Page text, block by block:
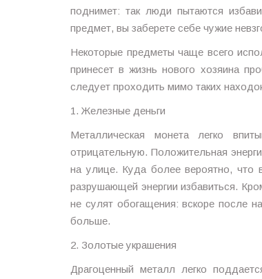
поднимет: так люди пытаются
предмет, вы заберете себе чужие
Некоторые предметы чаще всего
принесет в жизнь нового хозяина
следует проходить мимо таких
1. Железные деньги
Металлическая монета легко
отрицательную. Положительная
на улице. Куда более вероятно, что
разрушающей энергии избавиться.
не сулят обогащения: вскоре после
больше.
2. Золотые украшения
Драгоценный металл легко